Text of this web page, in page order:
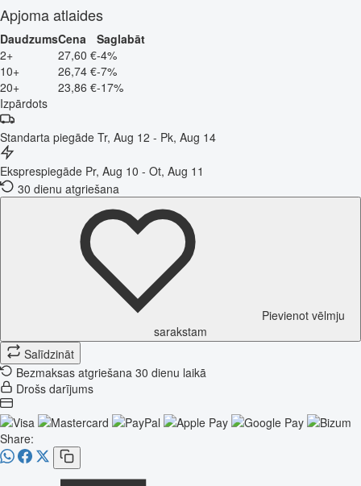
Apjoma atlaides
DaudzumsCena
Saglabāt
2+
27,60 €-4%
10+
26,74 €-7%
20+
23,86 €-17%
Izpārdots
Standarta piegāde Tr, Aug 12 - Pk, Aug 14
Eksprespiegāde Pr, Aug 10 - Ot, Aug 11
30 dienu atgriešana
Pievienot vēlmju
sarakstam
Salīdzināt
Bezmaksas atgriešana 30 dienu laikā
Drošs darījums
Share: